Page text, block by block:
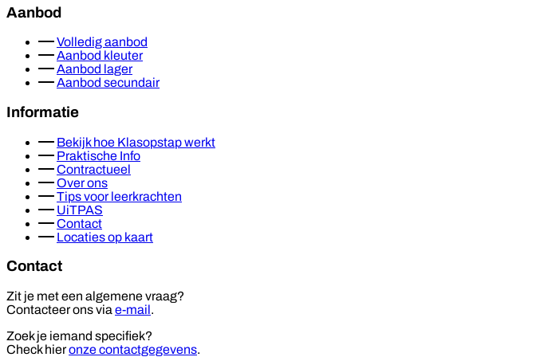
Aanbod
Volledig aanbod
Aanbod kleuter
Aanbod lager
Aanbod secundair
Informatie
Bekijk hoe Klasopstap werkt
Praktische Info
Contractueel
Over ons
Tips voor leerkrachten
UiTPAS
Contact
Locaties op kaart
Contact
Zit je met een algemene vraag?
Contacteer ons via e-mail.
Zoek je iemand specifiek?
Check hieronze contactgegevens.